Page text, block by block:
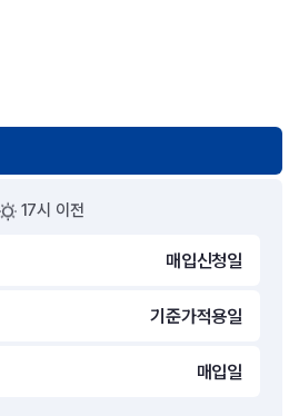
17시 이전
매입신청일
기준가적용일
매입일